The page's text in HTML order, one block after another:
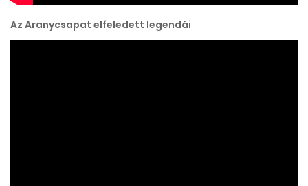
Az Aranycsapat elfeledett legendái